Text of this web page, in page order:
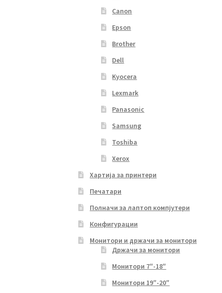
Canon
Epson
Brother
Dell
Kyocera
Lexmark
Panasonic
Samsung
Toshiba
Xerox
Хартија за принтери
Печатари
Полначи за лаптоп компјутери
Конфигурации
Монитори и држачи за монитори
Држачи за монитори
Монитори 7″-18″
Монитори 19″-20″